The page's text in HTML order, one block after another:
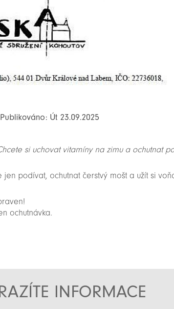
Út 23.09.2025
si uchovat vitamíny na zimu a ochutnat
podívat, ochutnat čerstvý mošt a užít si
ochutnávka.
INFORMACE